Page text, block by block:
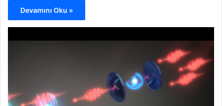
Devamını Oku »